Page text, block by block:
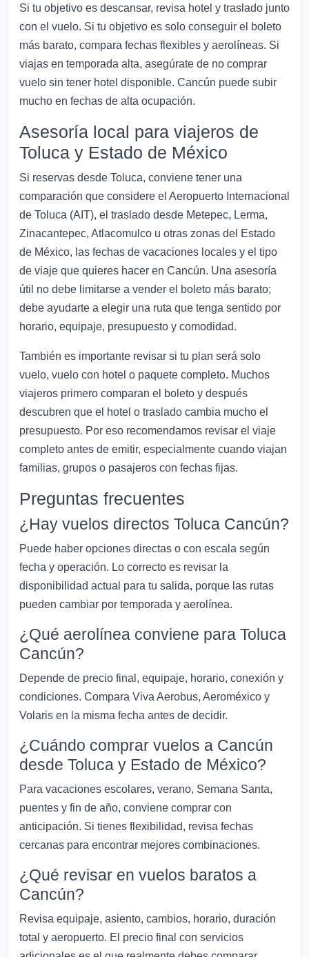
Si tu objetivo es descansar, revisa hotel y traslado junto
con el vuelo. Si tu objetivo es solo conseguir el boleto
más barato, compara fechas flexibles y aerolíneas. Si
viajas en temporada alta, asegúrate de no comprar
vuelo sin tener hotel disponible. Cancún puede subir
mucho en fechas de alta ocupación.
Asesoría local para viajeros de
Toluca y Estado de México
Si reservas desde Toluca, conviene tener una
comparación que considere el Aeropuerto Internacional
de Toluca (AIT), el traslado desde Metepec, Lerma,
Zinacantepec, Atlacomulco u otras zonas del Estado
de México, las fechas de vacaciones locales y el tipo
de viaje que quieres hacer en Cancún. Una asesoría
útil no debe limitarse a vender el boleto más barato;
debe ayudarte a elegir una ruta que tenga sentido por
horario, equipaje, presupuesto y comodidad.
También es importante revisar si tu plan será solo
vuelo, vuelo con hotel o paquete completo. Muchos
viajeros primero comparan el boleto y después
descubren que el hotel o traslado cambia mucho el
presupuesto. Por eso recomendamos revisar el viaje
completo antes de emitir, especialmente cuando viajan
familias, grupos o pasajeros con fechas fijas.
Preguntas frecuentes
¿Hay vuelos directos Toluca Cancún?
Puede haber opciones directas o con escala según
fecha y operación. Lo correcto es revisar la
disponibilidad actual para tu salida, porque las rutas
pueden cambiar por temporada y aerolínea.
¿Qué aerolínea conviene para Toluca
Cancún?
Depende de precio final, equipaje, horario, conexión y
condiciones. Compara Viva Aerobus, Aeroméxico y
Volaris en la misma fecha antes de decidir.
¿Cuándo comprar vuelos a Cancún
desde Toluca y Estado de México?
Para vacaciones escolares, verano, Semana Santa,
puentes y fin de año, conviene comprar con
anticipación. Si tienes flexibilidad, revisa fechas
cercanas para encontrar mejores combinaciones.
¿Qué revisar en vuelos baratos a
Cancún?
Revisa equipaje, asiento, cambios, horario, duración
total y aeropuerto. El precio final con servicios